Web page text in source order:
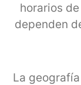
horarios
dependen
La